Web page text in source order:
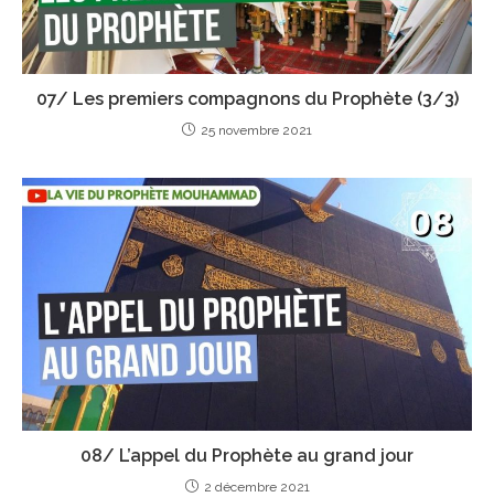
07/ Les premiers compagnons du Prophète (3/3)
25 novembre 2021
08/ L’appel du Prophète au grand jour
2 décembre 2021